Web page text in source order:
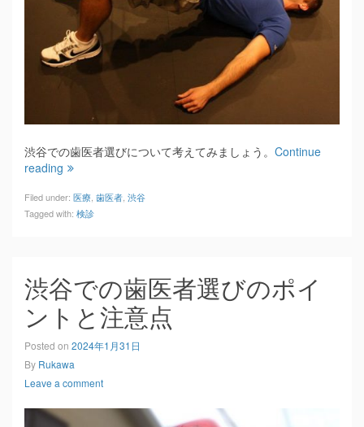
渋谷での歯医者選びについて考えてみましょう。 Continue
reading
Filed under: 医療 歯医者 渋谷
Tagged with: 検診
渋谷での歯医者選びのポイ
ントと注意点
Posted on 2024年1月31日
By Rukawa
Leave a comment